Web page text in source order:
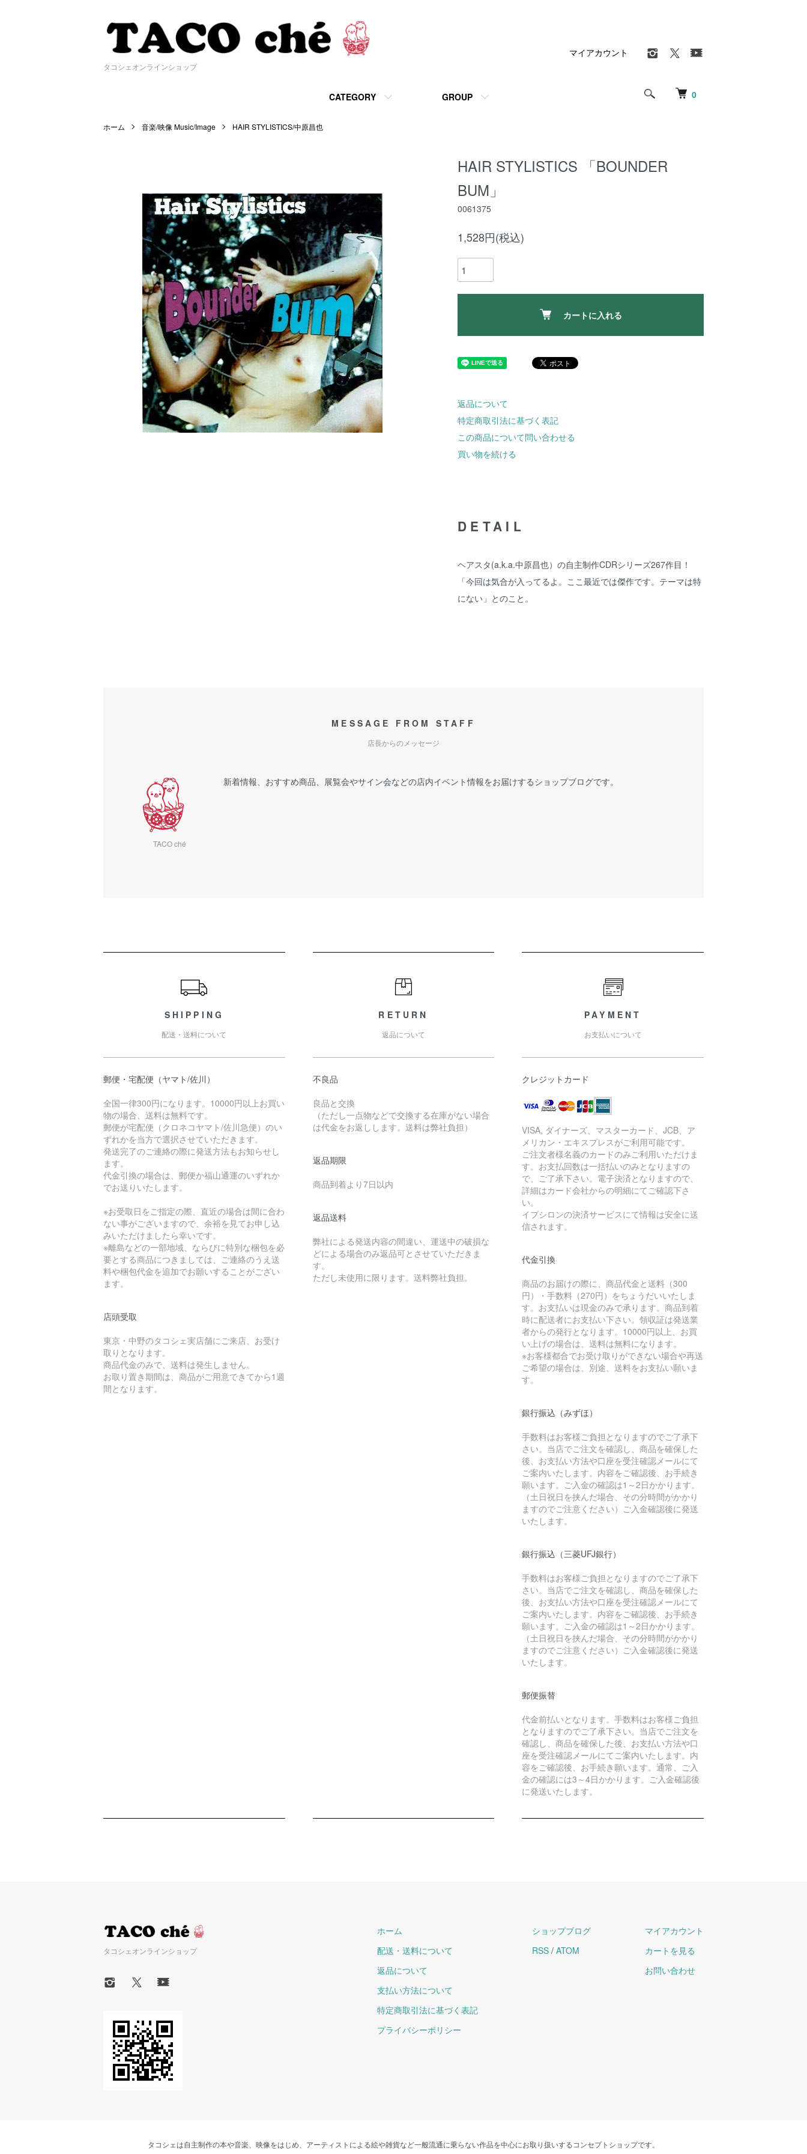
タコシェオンラインショップ
0
CATEGORY GROUP
マイアカウント
ホーム 音楽/映像 Music/Image HAIR STYLISTICS/中原昌也
HAIR STYLISTICS 「BOUNDER
BUM」
0061375
1,528円(税込)
カートに入れる
返品について
特定商取引法に基づく表記
この商品について問い合わせる
買い物を続ける
DETAIL
ヘアスタ(a.k.a.中原昌也）の自主制作CDRシリーズ267作目！
「今回は気合が入ってるよ。ここ最近では傑作です。テーマは特
にない」とのこと。
MESSAGE FROM STAFF
店長からのメッセージ
TACO ché
新着情報、おすすめ商品、展覧会やサイン会などの店内イベント情報をお届けするショップブログです。
SHIPPING
配送・送料について
郵便・宅配便（ヤマト/佐川）
全国一律300円になります。10000円以上お買い
物の場合、送料は無料です。
郵便が宅配便（クロネコヤマト/佐川急便）のい
ずれかを当方で選択させていただきます。
発送完了のご連絡の際に発送方法もお知らせし
ます。
代金引換の場合は、郵便か福山通運のいずれか
でお送りいたします。
※お受取日をご指定の際、直近の場合は間に合わ
ない事がございますので、余裕を見てお申し込
みいただけましたら幸いです。
※離島などの一部地域、ならびに特別な梱包を必
要とする商品につきましては、ご連絡のうえ送
料や梱包代金を追加でお願いすることがござい
ます。
店頭受取
東京・中野のタコシェ実店舗にご来店、お受け
取りとなります。
商品代金のみで、送料は発生しません。
お取り置き期間は、商品がご用意できてから1週
間となります。
RETURN
返品について
不良品
良品と交換
（ただし一点物などで交換する在庫がない場合
は代金をお返しします。送料は弊社負担）
返品期限
商品到着より7日以内
返品送料
弊社による発送内容の間違い、運送中の破損な
どによる場合のみ返品可とさせていただきま
す。
ただし未使用に限ります。送料弊社負担。
PAYMENT
お支払いについて
クレジットカード
VISA, ダイナーズ、マスターカード、JCB、ア
メリカン・エキスプレスがご利用可能です。
ご注文者様名義のカードのみご利用いただけま
す。お支払回数は一括払いのみとなりますの
で、ご了承下さい。電子決済となりますので、
詳細はカード会社からの明細にてご確認下さ
い。
イプシロンの決済サービスにて情報は安全に送
信されます。
代金引換
商品のお届けの際に、商品代金と送料（300
円）・手数料（270円）をちょうだいいたしま
す。お支払いは現金のみで承ります。商品到着
時に配送者にお支払い下さい。領収証は発送業
者からの発行となります。10000円以上、お買
い上げの場合は、送料は無料になります。
※お客様都合でお受け取りができない場合や再送
ご希望の場合は、別途、送料をお支払い願いま
す。
銀行振込（みずほ）
手数料はお客様ご負担となりますのでご了承下
さい。当店でご注文を確認し、商品を確保した
後、お支払い方法や口座を受注確認メールにて
ご案内いたします。内容をご確認後、お手続き
願います。ご入金の確認は1～2日かかります。
（土日祝日を挟んだ場合、その分時間がかかり
ますのでご注意ください）ご入金確認後に発送
いたします。
銀行振込（三菱UFJ銀行）
手数料はお客様ご負担となりますのでご了承下
さい。当店でご注文を確認し、商品を確保した
後、お支払い方法や口座を受注確認メールにて
ご案内いたします。内容をご確認後、お手続き
願います。ご入金の確認は1～2日かかります。
（土日祝日を挟んだ場合、その分時間がかかり
ますのでご注意ください）ご入金確認後に発送
いたします。
郵便振替
代金前払いとなります。手数料はお客様ご負担
となりますのでご了承下さい。当店でご注文を
確認し、商品を確保した後、お支払い方法や口
座を受注確認メールにてご案内いたします。内
容をご確認後、お手続き願います。通常、ご入
金の確認には3～4日かかります。ご入金確認後
に発送いたします。
タコシェオンラインショップ
ホーム
配送・送料について
返品について
支払い方法について
特定商取引法に基づく表記
プライバシーポリシー
ショップブログ
RSS / ATOM
マイアカウント
カートを見る
お問い合わせ
タコシェは自主制作の本や音楽、映像をはじめ、アーティストによる絵や雑貨など一般流通に乗らない作品を中心にお取り扱いするコンセプトショップです。